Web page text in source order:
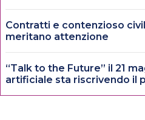
Contratti e contenzioso
meritano attenzione
“Talk to the Future” il 21
artificiale sta riscrivendo il